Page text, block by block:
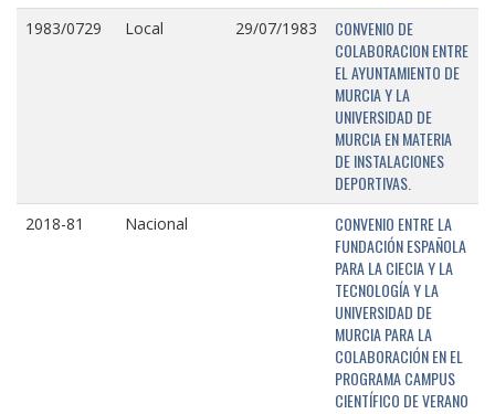
1983/0729 Local 29/07/1983
CONVENIO DE
COLABORACION ENTRE
EL AYUNTAMIENTO DE
MURCIA Y LA
UNIVERSIDAD DE
MURCIA EN MATERIA
DE INSTALACIONES
DEPORTIVAS.
2018-81 Nacional
CONVENIO ENTRE LA
FUNDACIÓN ESPAÑOLA
PARA LA CIECIA Y LA
TECNOLOGÍA Y LA
UNIVERSIDAD DE
MURCIA PARA LA
COLABORACIÓN EN EL
PROGRAMA CAMPUS
CIENTÍFICO DE VERANO